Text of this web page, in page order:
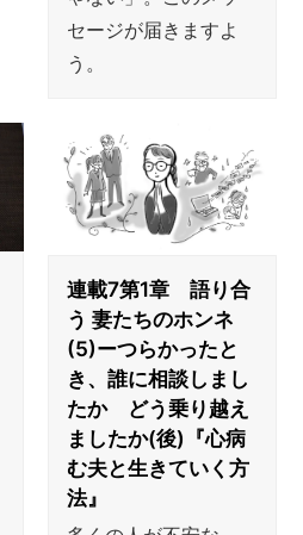
セージが届きますよ
う。
連載7第1章 語り合
う 妻たちのホンネ
(5)ーつらかったと
き、誰に相談しまし
たか どう乗り越え
ましたか(後)『心病
む夫と生きていく方
法』